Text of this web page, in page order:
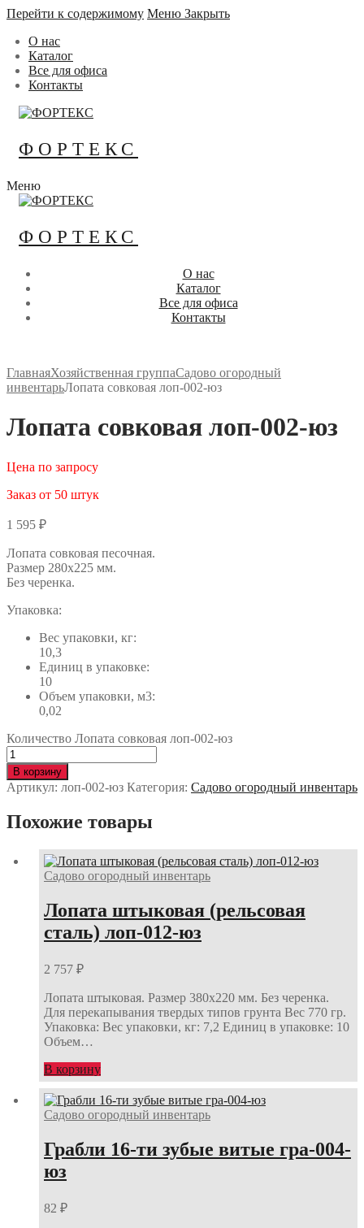
Перейти к содержимому Меню Закрыть
О нас
Каталог
Все для офиса
Контакты
ФОРТЕКС
Меню
ФОРТЕКС
О нас
Каталог
Все для офиса
Контакты
ГлавнаяХозяйственная группаСадово огородный
инвентарьЛопата совковая лоп-002-юз
Лопата совковая лоп-002-юз
Цена по запросу
Заказ от 50 штук
1 595 ₽
Лопата совковая песочная.
Размер 280х225 мм.
Без черенка.
Упаковка:
Вес упаковки, кг:
10,3
Единиц в упаковке:
10
Объем упаковки, м3:
0,02
Количество Лопата совковая лоп-002-юз
В корзину
Артикул: лоп-002-юз Категория: Садово огородный инвентарь
Похожие товары
Садово огородный инвентарь
Лопата штыковая (рельсовая
сталь) лоп-012-юз
2 757 ₽
Лопата штыковая. Размер 380х220 мм. Без черенка.
Для перекапывания твердых типов грунта Вес 770 гр.
Упаковка: Вес упаковки, кг: 7,2 Единиц в упаковке: 10
Объем…
В корзину
Садово огородный инвентарь
Грабли 16-ти зубые витые гра-004-
юз
82 ₽